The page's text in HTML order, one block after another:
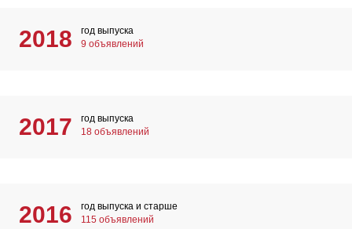
2018
год выпуска
9 объявлений
2017
год выпуска
18 объявлений
2016
год выпуска и старше
115 объявлений